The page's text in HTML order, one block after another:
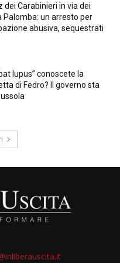
dei Carabinieri in via dei
Palomba: un arresto per
abusiva, sequestrati
lupus” conoscete la
di Fedro? Il governo sta